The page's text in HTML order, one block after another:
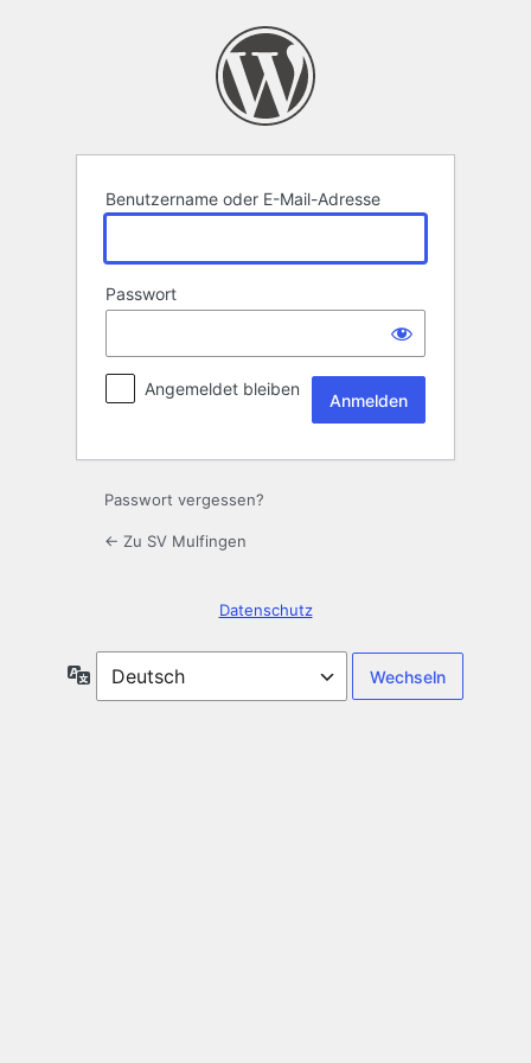
Benutzername oder E-Mail-Adresse
Passwort
Angemeldet bleiben
Passwort vergessen?
← Zu SV Mulfingen
Datenschutz
Sprache